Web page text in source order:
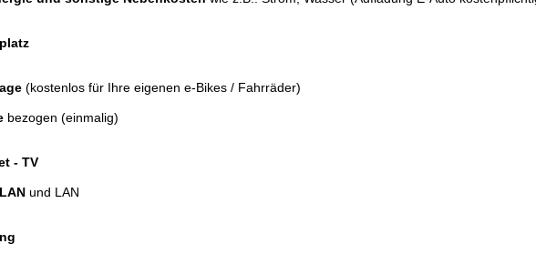
(kostenlos für Ihre eigenen e-Bikes / Fahrräder)
bezogen (einmalig)
- TV
und LAN